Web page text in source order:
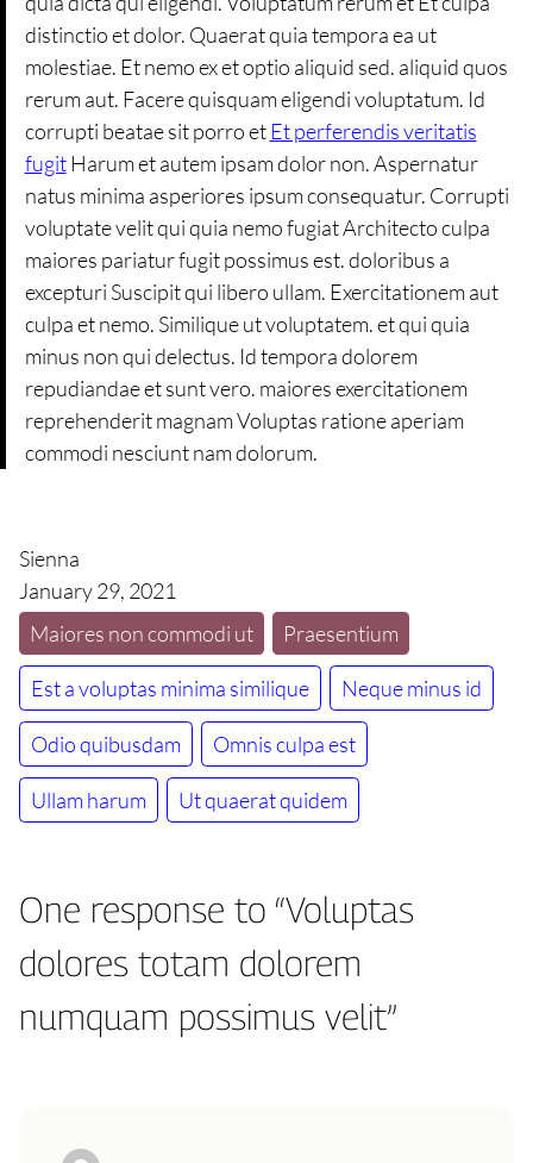
distinctio et dolor. Quaerat quia tempora ea ut
molestiae. Et nemo ex et optio aliquid sed. aliquid quos
rerum aut. Facere quisquam eligendi voluptatum. Id
corrupti beatae sit porro etEt perferendis veritatis
fugitHarum et autem ipsam dolor non. Aspernatur
natus minima asperiores ipsum consequatur. Corrupti
voluptate velit qui quia nemo fugiat Architecto culpa
maiores pariatur fugit possimus est. doloribus a
excepturi Suscipit qui libero ullam. Exercitationem aut
culpa et nemo. Similique ut voluptatem. et qui quia
minus non qui delectus. Id tempora dolorem
repudiandae et sunt vero. maiores exercitationem
reprehenderit magnam Voluptas ratione aperiam
commodi nesciunt nam dolorum.
Sienna
January 29, 2021
Maiores non commodi ut
Praesentium
Est a voluptas minima similique Neque minus id
Odio quibusdam Omnis culpa est
Ullam harum Ut quaerat quidem
One response to “Voluptas
dolores totam dolorem
numquam possimus velit”